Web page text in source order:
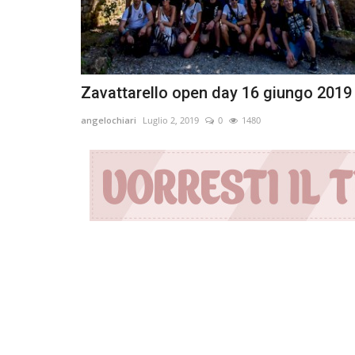
Zavattarello open day 16 giungo 2019
angelochiari Luglio 2, 2019 0 1480